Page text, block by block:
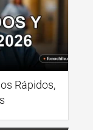
Rápidos,